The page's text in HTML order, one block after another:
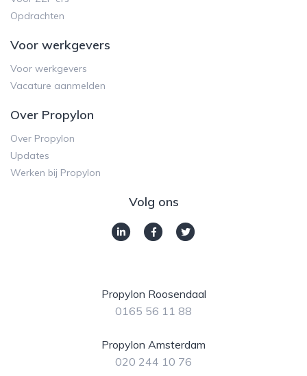
Opdrachten
Voor werkgevers
Voor werkgevers
Vacature aanmelden
Over Propylon
Over Propylon
Updates
Werken bij Propylon
Volg ons
Propylon Roosendaal
0165 56 11 88
Propylon Amsterdam
020 244 10 76